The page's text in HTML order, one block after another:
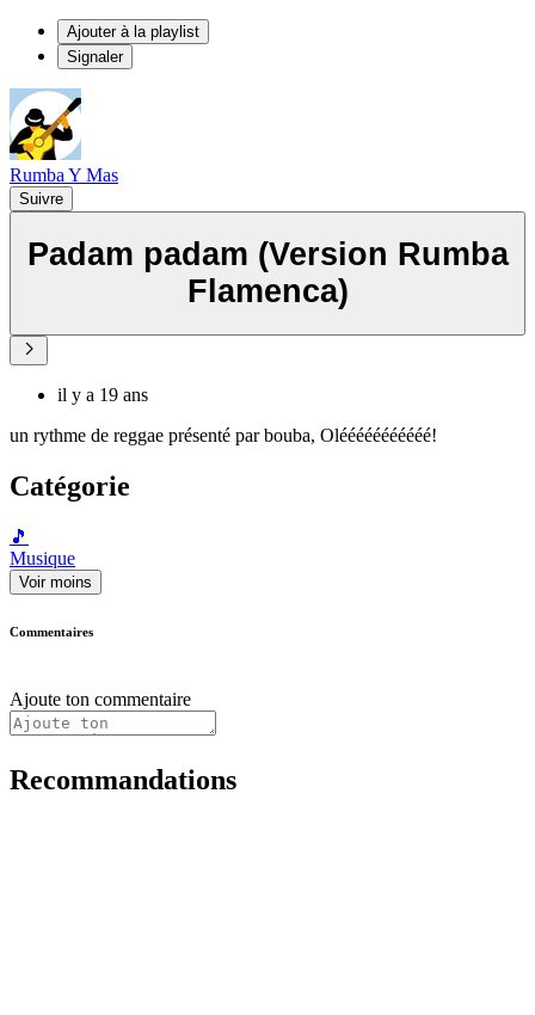
Ajouter à la playlist
Signaler
Rumba Y Mas
Suivre
Padam padam (Version Rumba
Flamenca)
il y a 19 ans
un rythme de reggae présenté par bouba, Olééééééééééé!
Catégorie
🎵
Musique
Voir moins
Commentaires
Ajoute ton commentaire
Recommandations